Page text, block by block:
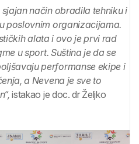
način obradila tehniku i
poslovnim organizacijama.
alata i ovo je prvi rad
u sport. Suština je da se
performanse ekipe i
a Nevena je sve to
istakao je doc. dr Željko